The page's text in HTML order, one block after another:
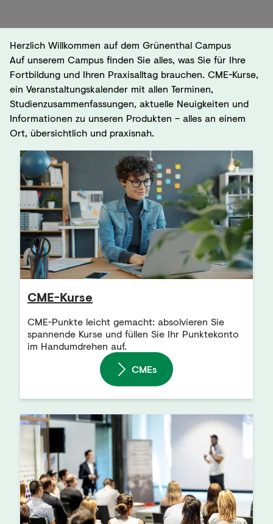
Herzlich Willkommen auf dem Grünenthal Campus
Auf unserem Campus finden Sie alles, was Sie für Ihre
Fortbildung und Ihren Praxisalltag brauchen. CME-Kurse,
ein Veranstaltungskalender mit allen Terminen,
Studienzusammenfassungen, aktuelle Neuigkeiten und
Informationen zu unseren Produkten – alles an einem
Ort, übersichtlich und praxisnah.
CME-Kurse
CME-Punkte leicht gemacht: absolvieren Sie
spannende Kurse und füllen Sie Ihr Punktekonto
im Handumdrehen auf.
CMEs